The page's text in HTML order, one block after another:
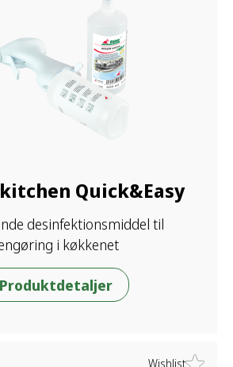
Quick&Easy
desinfektionsmiddel til
i køkkenet
Produktdetaljer
Wishlist